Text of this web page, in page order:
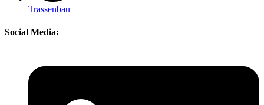
Trassenbau
Social Media: